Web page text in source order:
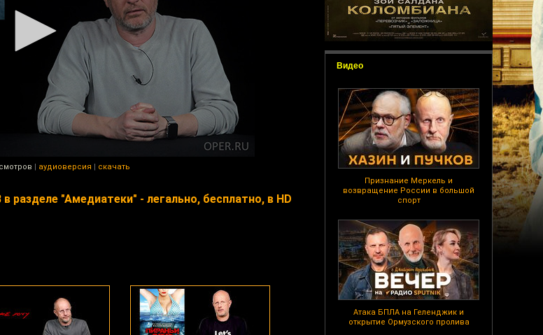
Видео
Признание Меркель и
возвращение России в большой
спорт
Атака БПЛА на Геленджик и
открытие Ормузского пролива
| аудиоверсия | скачать
"Амедиатеки" - легально, бесплатно, в HD